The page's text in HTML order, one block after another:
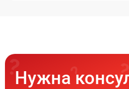
Нужна